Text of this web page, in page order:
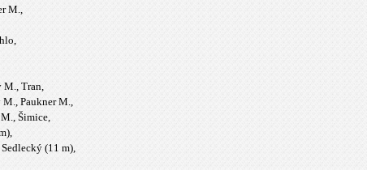
M.,
M., Tran,
Paukner M.,
Šimice,
(11 m),